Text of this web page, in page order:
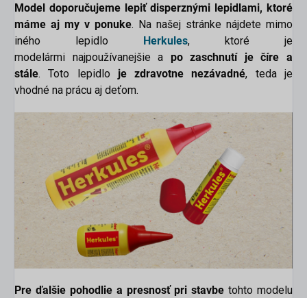
Model doporučujeme lepiť disperznými lepidlami, ktoré
máme aj my v ponuke. Na našej stránke nájdete mimo
iného lepidlo Herkules, ktoré je
modelármi najpoužívanejšie a po zaschnutí je číre a
stále. Toto lepidlo je zdravotne nezávadné, teda je
vhodné na prácu aj deťom.
Pre ďalšie pohodlie a presnosť pri stavbe tohto modelu